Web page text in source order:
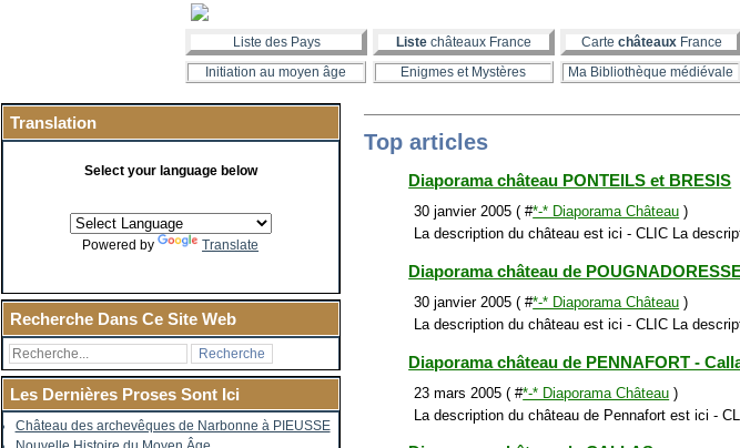
Liste des Pays Liste châteaux France Carte châteauxFrance
Initiation au moyen âge
Enigmes et Mystères Ma Bibliothèque médiévale
Translation
Select your language below
Powered by Translate
Recherche Dans Ce Site Web
Les Dernières Proses Sont Ici
Château des archevêques de Narbonne à PIEUSSE
Top articles
Diaporama château PONTEILS et BRESIS
30 janvier 2005 ( #*-* Diaporama Château )
La description du château est ici - CLIC La
Diaporama château de
30 janvier 2005 ( #*-* Diaporama Château )
La description du château est ici - CLIC La
Diaporama château de PENNAFORT -
23 mars 2005 ( #*-* Diaporama Château )
La description du château de Pennafort est ici -